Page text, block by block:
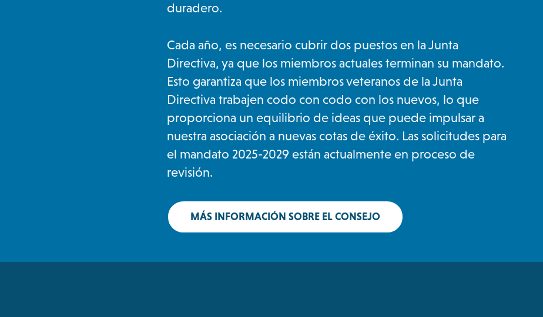
duradero.
Cada año, es necesario cubrir dos puestos en la Junta
Directiva, ya que los miembros actuales terminan su mandato.
Esto garantiza que los miembros veteranos de la Junta
Directiva trabajen codo con codo con los nuevos, lo que
proporciona un equilibrio de ideas que puede impulsar a
nuestra asociación a nuevas cotas de éxito. Las solicitudes para
el mandato 2025-2029 están actualmente en proceso de
revisión.
MÁS INFORMACIÓN SOBRE EL CONSEJO